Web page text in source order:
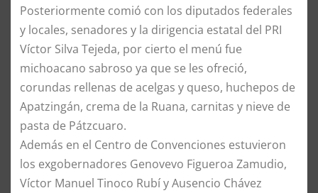
​Posteriormente comió con los diputados federales
y locales, senadores y la dirigencia estatal del PRI
Víctor Silva Tejeda, por cierto el menú fue
michoacano sabroso ya que se les ofreció,
corundas rellenas de acelgas y queso, huchepos de
Apatzingán, crema de la Ruana, carnitas y nieve de
pasta de Pátzcuaro.
Además en el Centro de Convenciones estuvieron
los exgobernadores Genovevo Figueroa Zamudio,
Víctor Manuel Tinoco Rubí y Ausencio Chávez